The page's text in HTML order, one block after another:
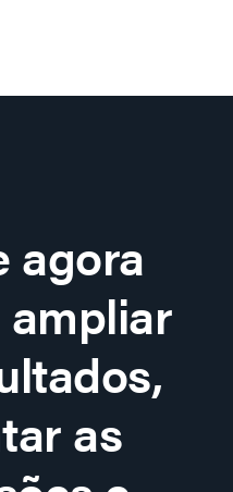
agora
ampliar
as